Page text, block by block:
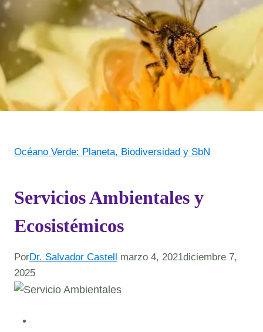
Océano Verde: Planeta, Biodiversidad y SbN
Servicios Ambientales y
Ecosistémicos
PorDr. Salvador Castell marzo 4, 2021diciembre 7,
2025